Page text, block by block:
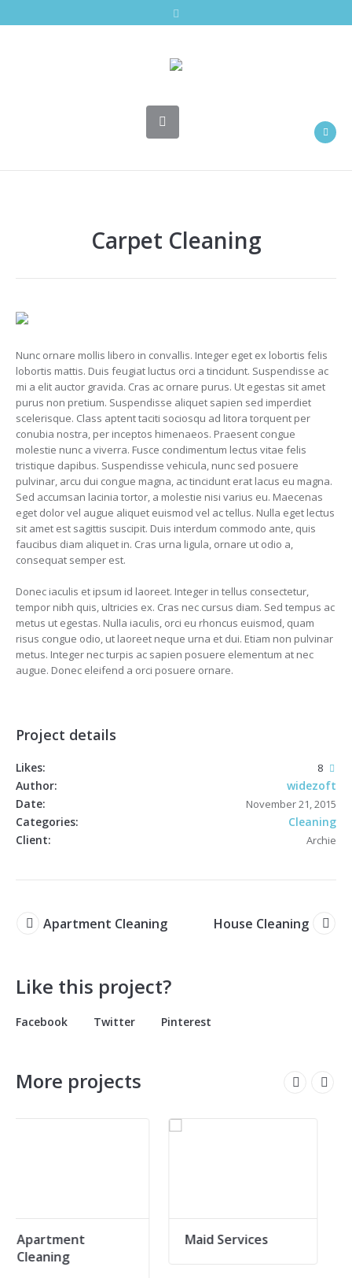
Carpet Cleaning
Nunc ornare mollis libero in convallis. Integer eget ex lobortis felis
lobortis mattis. Duis feugiat luctus orci a tincidunt. Suspendisse ac
mi a elit auctor gravida. Cras ac ornare purus. Ut egestas sit amet
purus non pretium. Suspendisse aliquet sapien sed imperdiet
scelerisque. Class aptent taciti sociosqu ad litora torquent per
conubia nostra, per inceptos himenaeos. Praesent congue
molestie nunc a viverra. Fusce condimentum lectus vitae felis
tristique dapibus. Suspendisse vehicula, nunc sed posuere
pulvinar, arcu dui congue magna, ac tincidunt erat lacus eu magna.
Sed accumsan lacinia tortor, a molestie nisi varius eu. Maecenas
eget dolor vel augue aliquet euismod vel ac tellus. Nulla eget lectus
sit amet est sagittis suscipit. Duis interdum commodo ante, quis
faucibus diam aliquet in. Cras urna ligula, ornare ut odio a,
consequat semper est.
Donec iaculis et ipsum id laoreet. Integer in tellus consectetur,
tempor nibh quis, ultricies ex. Cras nec cursus diam. Sed tempus ac
metus ut egestas. Nulla iaculis, orci eu rhoncus euismod, quam
risus congue odio, ut laoreet neque urna et dui. Etiam non pulvinar
metus. Integer nec turpis ac sapien posuere elementum at nec
augue. Donec eleifend a orci posuere ornare.
Project details
Likes: 8
Author:
widezoft
Date:
November 21, 2015
Categories:
Cleaning
Client:
Archie
Apartment Cleaning House Cleaning
Like this project?
Facebook Twitter Pinterest
More projects
Maid Services